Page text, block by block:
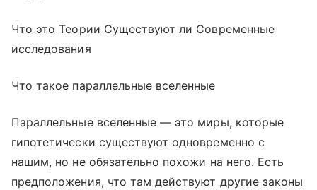
Что это Теории Существуют ли Современные
исследования
Что такое параллельные вселенные
Параллельные вселенные — это миры, которые
гипотетически существуют одновременно с
нашим, но не обязательно похожи на него. Есть
предположения, что там действуют другие законы